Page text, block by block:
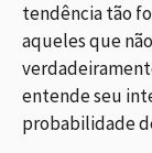
tendência tão
aqueles que
entende seu
probabilidade